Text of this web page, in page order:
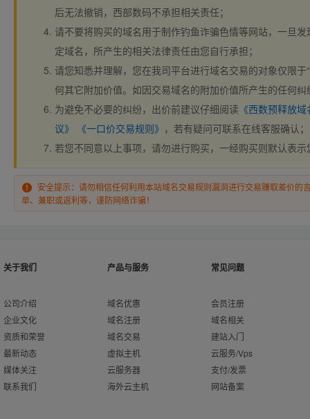
后无法撤销，西部数码不承担相关责任；
请不要将购买的域名用于制作钓鱼诈骗色情等网站，一旦
定域名，所产生的相关法律责任由您自行承担；
请您知悉并理解，您在我司平台进行域名交易的对象仅限于
何其它附加价值。如因交易域名的附加价值所产生的任何
为避免不必要的纠纷，出价前建议仔细阅读 《西数预释放
议》
《一口价交易规则》 ，若有疑问可联系在线客服确认；
若您不同意以上事项，请勿进行购买，一经购买则默认表
安全提示：请勿相信任何利用本站域名交易规则漏洞进行交易赚取差价的
单、兼职或返利等，谨防网络诈骗！
关于我们
公司介绍
企业文化
资质和荣誉
最新动态
媒体关注
联系我们
产品与服务
域名优惠
域名注册
域名交易
虚拟主机
云服务器
海外云主机
常见问题
会员注册
域名相关
建站入门
云服务/Vps
支付/发票
网站备案